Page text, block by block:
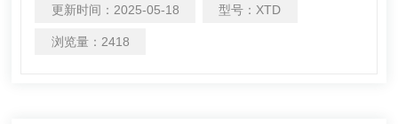
板、连接器、引脚框架和晶片的超微小区域。 可以测量纳米
级的镀层，毛细聚焦管能将更多的X射线输出聚焦到样品
更新时间： 2025-05-18 型号： XTD
浏览量： 2418